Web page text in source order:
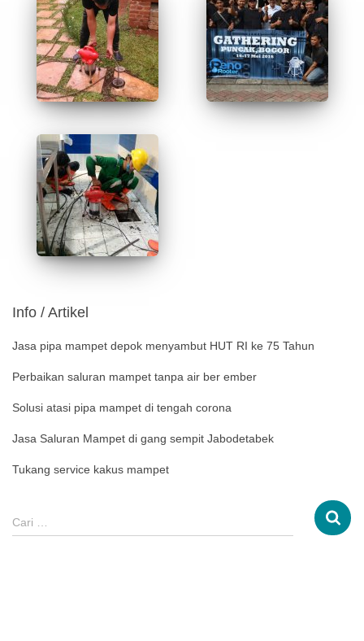
Info / Artikel
Jasa pipa mampet depok menyambut HUT RI ke 75 Tahun
Perbaikan saluran mampet tanpa air ber ember
Solusi atasi pipa mampet di tengah corona
Jasa Saluran Mampet di gang sempit Jabodetabek
Tukang service kakus mampet
Cari …